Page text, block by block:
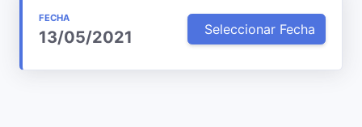
FECHA
13/05/2021 Seleccionar Fecha